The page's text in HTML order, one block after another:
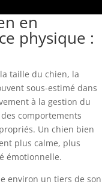
en
physique :
taille du chien, la
sous-estimé dans
à la gestion du
comportements
Un chien bien
plus calme, plus
émotionnelle.
environ un tiers de son